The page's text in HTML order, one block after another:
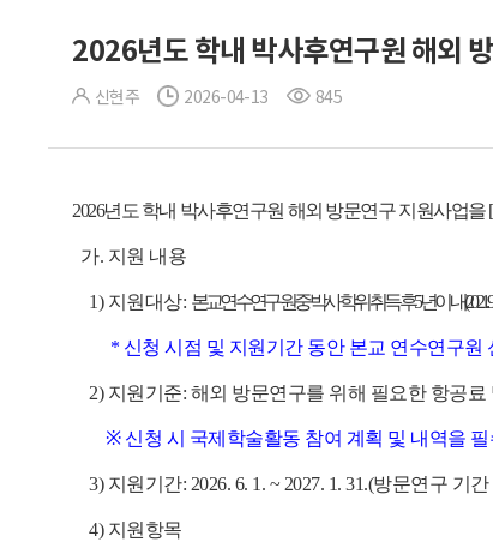
2026년도 학내 박사후연구원 해외
신현주 2026-04-13 845
2026년도 학내 박사후연구원 해외 방문연구 지원사업
가. 지원 내용
1) 지원대상: 본교 연수연구원 중 박사학위 취득 후 5년 이내(2021.9.1.
* 신청 시점 및 지원기간 동안 본교 연수연구원
2) 지원기준: 해외 방문연구를 위해 필요한 항공료
※ 신청 시 국제학술활동 참여 계획 및 내역을 필
3) 지원기간: 2026. 6. 1. ~ 2027. 1. 31.(방문연구 기
4) 지원항목